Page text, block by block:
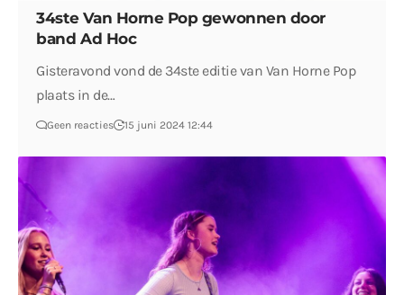
34ste Van Horne Pop gewonnen door
band Ad Hoc
Gisteravond vond de 34ste editie van Van Horne Pop
plaats in de…
Geen reacties 15 juni 2024 12:44